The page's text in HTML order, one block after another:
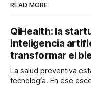
READ MORE
QiHealth: la
inteligencia
transformar el
La salud preventiva
tecnología. En ese